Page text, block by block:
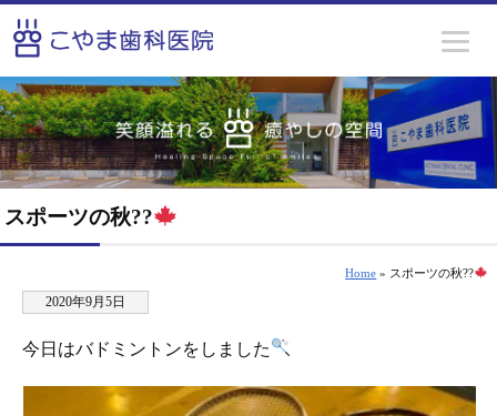
スポーツの秋??
Home » スポーツの秋??
2020年9月5日
今日はバドミントンをしました